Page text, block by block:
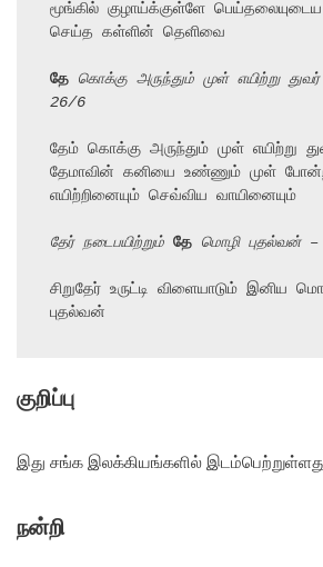
மூங்கில் குழாய்க்குள்ளே
செய்த கள்ளின் தெளிவை
தே கொக்கு அருந்தும் முள் எயிற்று
26/6
தேம் கொக்கு அருந்தும் முள் எயிற்று
தேமாவின் கனியை உண்ணும் முள் போன்ற
எயிற்றினையும் செவ்விய வாயினையும்
தேர் நடைபயிற்றும் தே மொழி புதல்வன்
சிறுதேர் உருட்டி விளையாடும் இனிய
புதல்வன்
குறிப்பு
இது சங்க இலக்கியங்களில்
நன்றி